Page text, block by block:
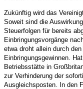
Zukünftig wird das
Soweit sind die
Steuerfolgen für bereits
Einbringungsvorgänge
etwa droht allein durch
Einbringungsgewinnen.
Betriebsstätte in
zur Verhinderung der
Ausgleichsposten. In den